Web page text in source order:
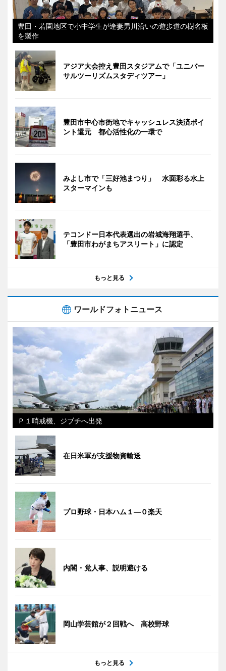
豊田・若園地区で小中学生が逢妻男川沿いの遊歩道の樹名板
を製作
アジア大会控え豊田スタジアムで「ユニバー
サルツーリズムスタディツアー」
豊田市中心市街地でキャッシュレス決済ポイ
ント還元 都心活性化の一環で
みよし市で「三好池まつり」 水面彩る水上
スターマインも
テコンドー日本代表選出の岩城海翔選手、
「豊田市わがまちアスリート」に認定
もっと見る
ワールドフォトニュース
Ｐ１哨戒機、ジブチへ出発
在日米軍が支援物資輸送
プロ野球・日本ハム１―０楽天
内閣・党人事、説明避ける
岡山学芸館が２回戦へ 高校野球
もっと見る